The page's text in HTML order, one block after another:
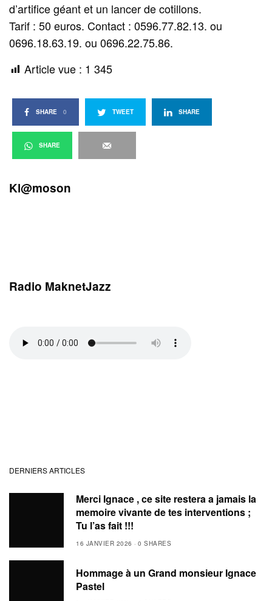
d’artifice géant et un lancer de cotillons.
Tarif : 50 euros. Contact : 0596.77.82.13. ou
0696.18.63.19. ou 0696.22.75.86.
Article vue : 1 345
SHARE 0 TWEET SHARE
SHARE
Kl@moson
Radio MaknetJazz
DERNIERS ARTICLES
Merci Ignace , ce site restera a jamais la
memoire vivante de tes interventions ;
Tu l’as fait !!!
16 JANVIER 2026 0 SHARES
Hommage à un Grand monsieur Ignace
Pastel